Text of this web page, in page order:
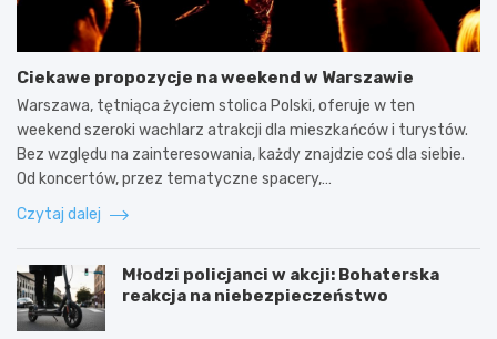
Ciekawe propozycje na weekend w Warszawie
Warszawa, tętniąca życiem stolica Polski, oferuje w ten
weekend szeroki wachlarz atrakcji dla mieszkańców i turystów.
Bez względu na zainteresowania, każdy znajdzie coś dla siebie.
Od koncertów, przez tematyczne spacery,…
Czytaj dalej
Młodzi policjanci w akcji: Bohaterska
reakcja na niebezpieczeństwo